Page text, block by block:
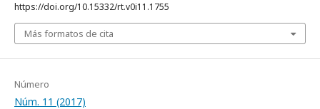
https://doi.org/10.15332/rt.v0i11.1755
Más formatos de cita
Número
Núm. 11 (2017)